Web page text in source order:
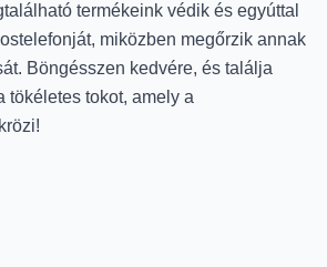
termékeink védik és egyúttal
miközben megőrzik annak
Böngésszen kedvére, és találja
tökéletes tokot, amely a